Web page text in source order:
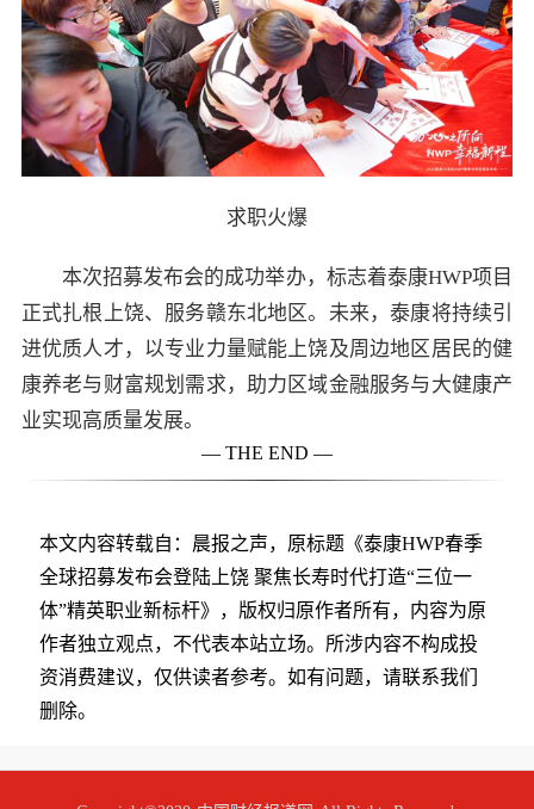
求职火爆
本次招募发布会的成功举办，标志着泰康HWP项目
正式扎根上饶、服务赣东北地区。未来，泰康将持续引
进优质人才，以专业力量赋能上饶及周边地区居民的健
康养老与财富规划需求，助力区域金融服务与大健康产
业实现高质量发展。
— THE END —
本文内容转载自：晨报之声，原标题《泰康HWP春季
全球招募发布会登陆上饶 聚焦长寿时代打造“三位一
体”精英职业新标杆》，版权归原作者所有，内容为原
作者独立观点，不代表本站立场。所涉内容不构成投
资消费建议，仅供读者参考。如有问题，请联系我们
删除。